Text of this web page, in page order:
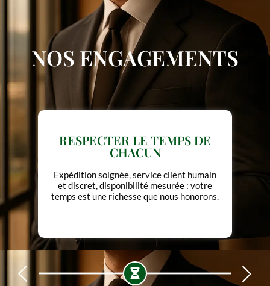
NOS ENGAGEMENTS
RESPECTER LE TEMPS DE
CHACUN
Expédition soignée, service client humain
et discret, disponibilité mesurée : votre
temps est une richesse que nous honorons.